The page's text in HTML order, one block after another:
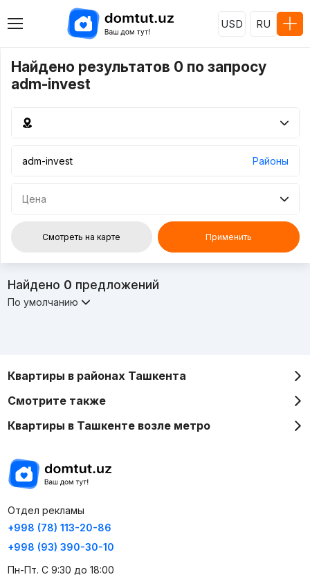
USD RU
Найдено результатов 0 по запросу
adm-invest
Районы
Цена
Смотреть на карте Применить
Найдено 0 предложений
По умолчанию
Квартиры в районах Ташкента
Смотрите также
Квартиры в Ташкенте возле метро
Отдел рекламы
+998 (78) 113-20-86
+998 (93) 390-30-10
Пн-Пт. С 9:30 до 18:00